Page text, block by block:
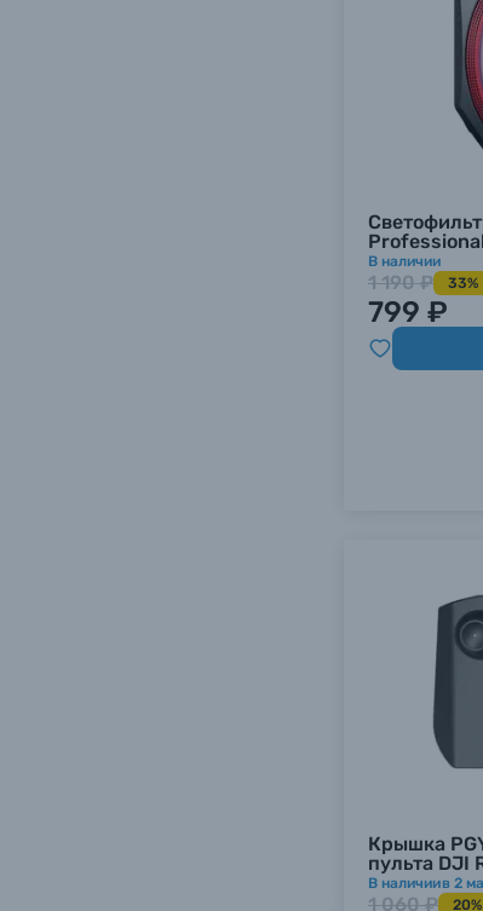
Фотокамеры моментальной печати
В наличии
1 190 ₽ 33%
799 ₽
Крышка
пульта DJI
В наличиив 2
1 060 ₽ 20%